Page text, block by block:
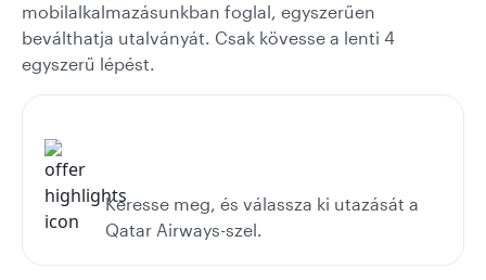
mobilalkalmazásunkban foglal, egyszerűen
beválthatja utalványát. Csak kövesse a lenti 4
egyszerű lépést.
Keresse meg, és válassza ki utazását a
Qatar Airways-szel.